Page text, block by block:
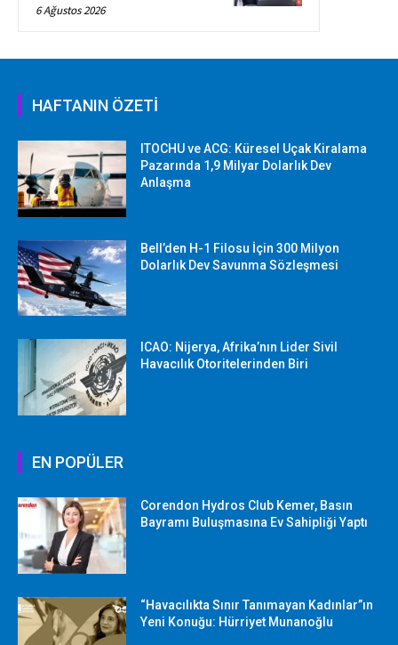
6 Ağustos 2026
HAFTANIN ÖZETİ
ITOCHU ve ACG: Küresel Uçak Kiralama
Pazarında 1,9 Milyar Dolarlık Dev
Anlaşma
Bell’den H-1 Filosu İçin 300 Milyon
Dolarlık Dev Savunma Sözleşmesi
ICAO: Nijerya, Afrika’nın Lider Sivil
Havacılık Otoritelerinden Biri
EN POPÜLER
Corendon Hydros Club Kemer, Basın
Bayramı Buluşmasına Ev Sahipliği Yaptı
“Havacılıkta Sınır Tanımayan Kadınlar”ın
Yeni Konuğu: Hürriyet Munanoğlu